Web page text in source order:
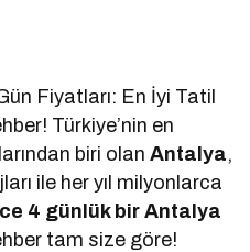
Fiyatları: En İyi Tatil
Türkiye’nin en
biri olanAntalya,
ile her yıl milyonlarca
4 günlük bir Antalya
tam size göre!